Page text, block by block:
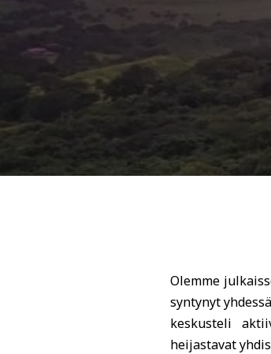
Olemme
syntynyt
keskusteli
heijastavat